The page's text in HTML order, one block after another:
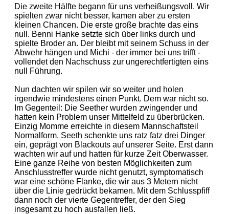
Die zweite Hälfte begann für uns verheißungsvoll. Wir
spielten zwar nicht besser, kamen aber zu ersten
kleinen Chancen. Die erste große brachte das eins
null. Benni Hanke setzte sich über links durch und
spielte Broder an. Der bleibt mit seinem Schuss in der
Abwehr hängen und Michi - der immer bei uns trifft -
vollendet den Nachschuss zur ungerechtfertigten eins
null Führung.
Nun dachten wir spilen wir so weiter und holen
irgendwie mindestens einen Punkt. Dem war nicht so.
Im Gegenteil: Die Seether wurden zwingender und
hatten kein Problem unser Mittelfeld zu überbrücken.
Einzig Momme erreichte in diesem Mannschaftsteil
Normalform. Seeth schenkte uns ratz fatz drei Dinger
ein, geprägt von Blackouts auf unserer Seite. Erst dann
wachten wir auf und hatten für kurze Zeit Oberwasser.
Eine ganze Reihe von besten Möglichkeiten zum
Anschlusstreffer wurde nicht genutzt, symptomatisch
war eine schöne Flanke, die wir aus 3 Metern nicht
über die Linie gedrückt bekamen. Mit dem Schlusspfiff
dann noch der vierte Gegentreffer, der den Sieg
insgesamt zu hoch ausfallen ließ.